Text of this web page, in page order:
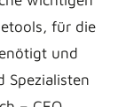
für die
und
Spezialisten